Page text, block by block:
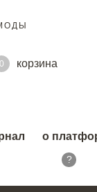
0
корзина
о
?